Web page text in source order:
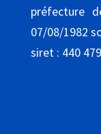
préfecture
07/08/1982
siret : 440